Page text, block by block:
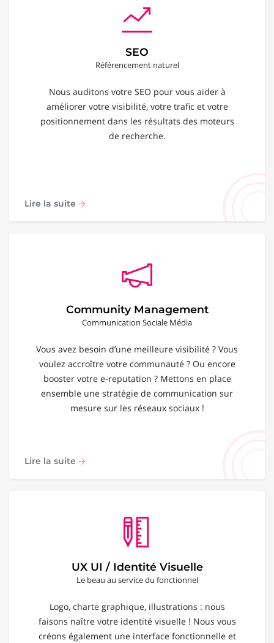
SEO
Référencement naturel
Nous auditons votre SEO pour vous aider à
améliorer votre visibilité, votre trafic et votre
positionnement dans les résultats des moteurs
de recherche.
Lire la suite
Community Management
Communication Sociale Média
Vous avez besoin d’une meilleure visibilité ? Vous
voulez accroître votre communauté ? Ou encore
booster votre e-reputation ? Mettons en place
ensemble une stratégie de communication sur
mesure sur les réseaux sociaux !
Lire la suite
UX UI / Identité Visuelle
Le beau au service du fonctionnel
Logo, charte graphique, illustrations : nous
faisons naître votre identité visuelle ! Nous vous
créons également une interface fonctionnelle et